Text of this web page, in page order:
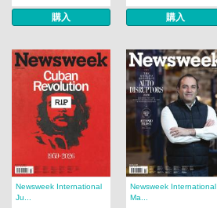
購入 購入
Newsweek International
Ju...
Newsweek International
Ma...